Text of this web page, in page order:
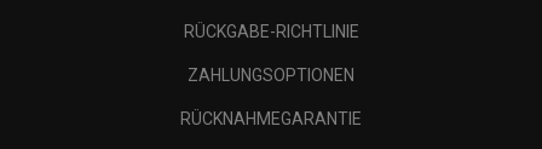
RÜCKGABE-RICHTLINIE
ZAHLUNGSOPTIONEN
RÜCKNAHMEGARANTIE